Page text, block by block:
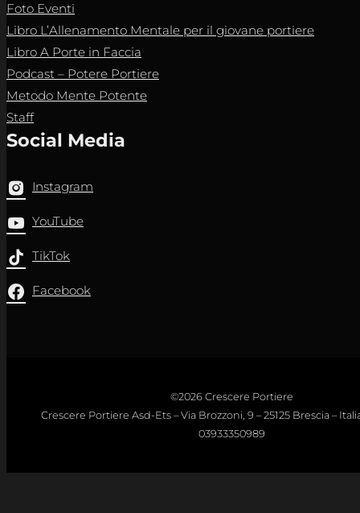
Foto Eventi
Libro L’Allenamento Mentale per il giovane portiere
Libro A Porte in Faccia
Podcast – Potere Portiere
Metodo Mente Potente
Staff
Social Media
Instagram
YouTube
TikTok
Facebook
©2026 Crescere Portiere
Crescere Portiere Asd-Ets – Via Brozzoni, 9 – 25125 Brescia –
03933350989